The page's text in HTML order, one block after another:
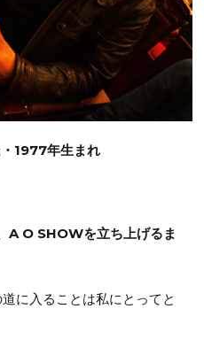
1977年生まれ
A O SHOWを立ち上げるま
に入ることは私にとってと